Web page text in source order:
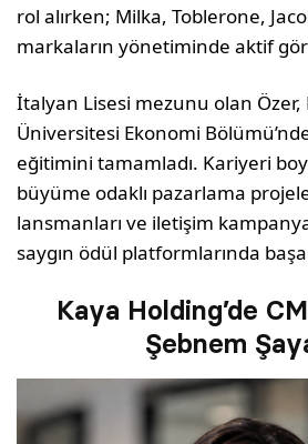
rol alırken; Milka, Toblerone,
markaların yönetiminde aktif
İtalyan Lisesi mezunu olan Özer,
Üniversitesi Ekonomi
eğitimini tamamladı. Kariyeri
büyüme odaklı pazarlama
lansmanları ve iletişim
saygın ödül platformlarında
Kaya Holding’de
Şebnem